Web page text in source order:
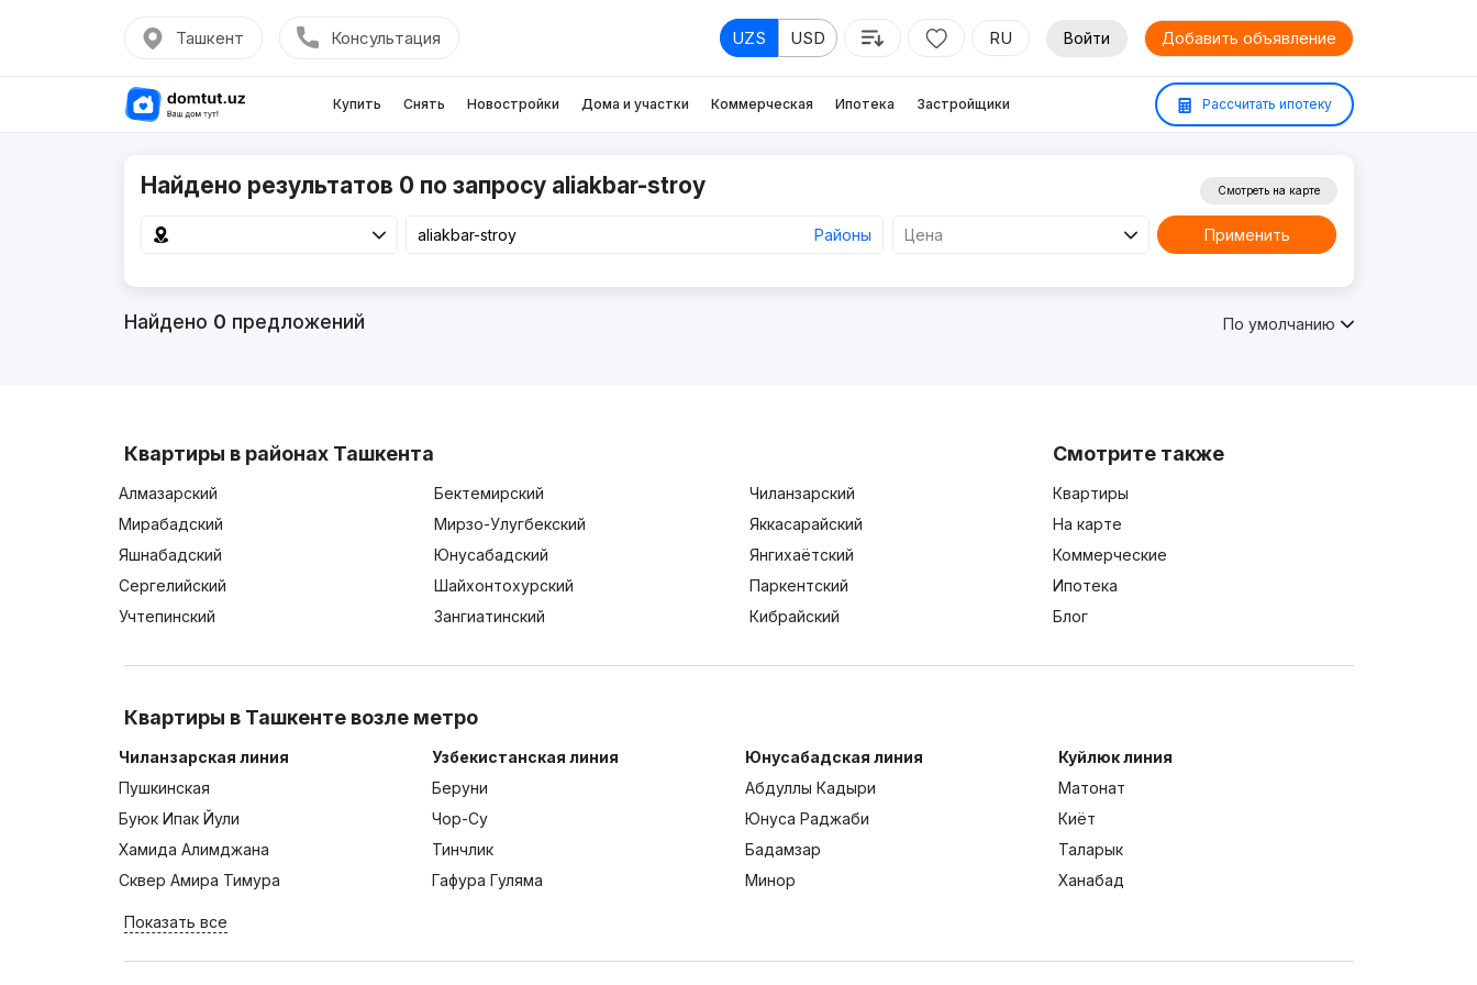
Ташкент Консультация UZS USD RU Войти Добавить объявление
Купить Снять Новостройки Дома и участки Коммерческая Ипотека Застройщики Рассчитать ипотеку
Найдено результатов 0 по запросу aliakbar-stroy
Районы Цена
Смотреть на карте
Применить
Найдено 0 предложений По умолчанию
Квартиры в районах Ташкента
Алмазарский Бектемирский
Чиланзарский
Мирабадский
Мирзо-Улугбекский
Яккасарайский
Яшнабадский
Юнусабадский
Янгихаётский
Сергелийский
Шайхонтохурский
Паркентский
Учтепинский
Зангиатинский Кибрайский
Смотрите также
Квартиры
На карте
Коммерческие
Ипотека
Блог
Квартиры в Ташкенте возле метро
Чиланзарская линия
Пушкинская
Буюк Ипак Йули
Хамида Алимджана
Сквер Амира Тимура
Узбекистанская линия
Беруни
Чор-Су
Тинчлик
Гафура Гуляма
Юнусабадская линия
Абдуллы Кадыри
Юнуса Раджаби
Бадамзар
Минор
Куйлюк линия
Матонат
Киёт
Таларык
Ханабад
Показать все